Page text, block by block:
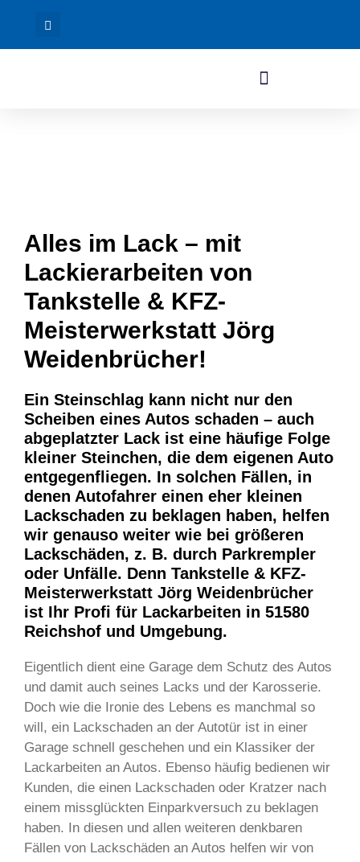
Alles im Lack – mit
Lackierarbeiten von
Tankstelle & KFZ-
Meisterwerkstatt Jörg
Weidenbrücher!
Ein Steinschlag kann nicht nur den
Scheiben eines Autos schaden – auch
abgeplatzter Lack ist eine häufige Folge
kleiner Steinchen, die dem eigenen Auto
entgegenfliegen. In solchen Fällen, in
denen Autofahrer einen eher kleinen
Lackschaden zu beklagen haben, helfen
wir genauso weiter wie bei größeren
Lackschäden, z. B. durch Parkrempler
oder Unfälle. Denn Tankstelle & KFZ-
Meisterwerkstatt Jörg Weidenbrücher
ist Ihr Profi für Lackarbeiten in 51580
Reichshof und Umgebung.
Eigentlich dient eine Garage dem Schutz des Autos
und damit auch seines Lacks und der Karosserie.
Doch wie die Ironie des Lebens es manchmal so
will, ein Lackschaden an der Autotür ist in einer
Garage schnell geschehen und ein Klassiker der
Lackarbeiten an Autos. Ebenso häufig bedienen wir
Kunden, die einen Lackschaden oder Kratzer nach
einem missglückten Einparkversuch zu beklagen
haben. In diesen und allen weiteren denkbaren
Fällen von Lackschäden an Autos helfen wir von